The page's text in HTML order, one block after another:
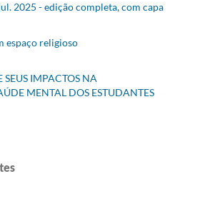
2025 - edição completa, com capa
espaço religioso
SEUS IMPACTOS NA
MENTAL DOS ESTUDANTES